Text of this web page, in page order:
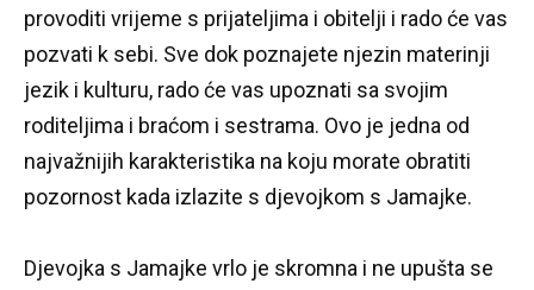
provoditi vrijeme s prijateljima i obitelji i rado će vas
pozvati k sebi. Sve dok poznajete njezin materinji
jezik i kulturu, rado će vas upoznati sa svojim
roditeljima i braćom i sestrama. Ovo je jedna od
najvažnijih karakteristika na koju morate obratiti
pozornost kada izlazite s djevojkom s Jamajke.
Djevojka s Jamajke vrlo je skromna i ne upušta se